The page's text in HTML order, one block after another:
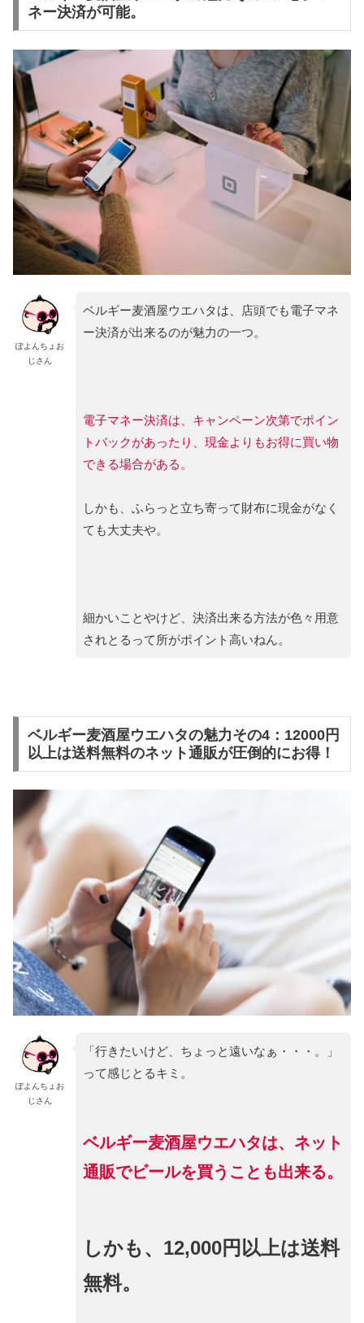
ネー決済が可能。
ぽよんちょお
じさん
ベルギー麦酒屋ウエハタは、店頭でも電子マネ
ー決済が出来るのが魅力の一つ。
電子マネー決済は、キャンペーン次第でポイン
トバックがあったり、現金よりもお得に買い物
できる場合がある。
しかも、ふらっと立ち寄って財布に現金がなく
ても大丈夫や。
細かいことやけど、決済出来る方法が色々用意
されとるって所がポイント高いねん。
ベルギー麦酒屋ウエハタの魅力その4：12000円
以上は送料無料のネット通販が圧倒的にお得！
ぽよんちょお
じさん
「行きたいけど、ちょっと遠いなぁ・・・。」
って感じとるキミ。
ベルギー麦酒屋ウエハタは、ネット
通販でビールを買うことも出来る。
しかも、12,000円以上は送料
無料。